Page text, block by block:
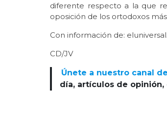
diferente respecto a la que
oposición de los ortodoxos
Con información de:
CD/JV
Únete a nuestro canal
día, artículos de